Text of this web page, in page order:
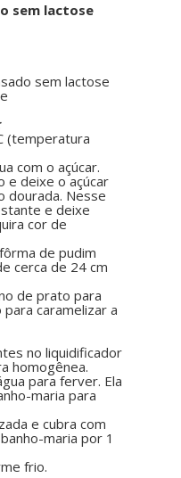
sem lactose
sem lactose
(temperatura
com o açúcar.
e deixe o açúcar
dourada. Nesse
e deixe
cor de
de pudim
cerca de 24 cm
de prato para
caramelizar a
no liquidificador
homogênea.
para ferver. Ela
maria para
e cubra com
maria por 1
frio.